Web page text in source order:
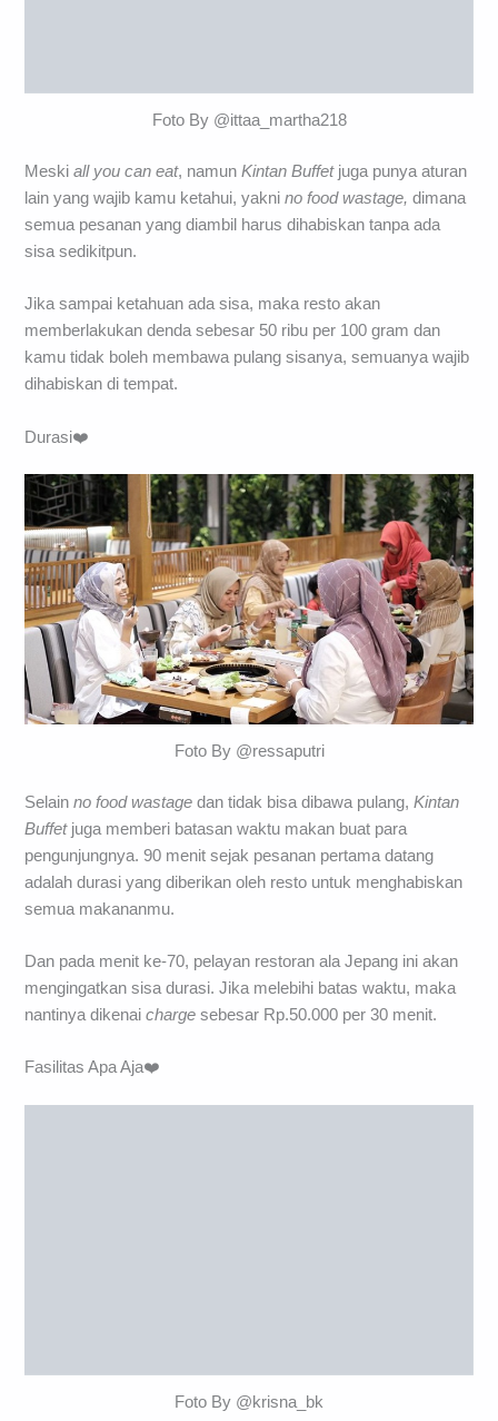
Foto By @ittaa_martha218
Meskiall you can eat, namun Kintan Buffetjuga punya aturan
lain yang wajib kamu ketahui, yakni
sisa sedikitpun.
Jika sampai ketahuan ada sisa, maka resto akan
memberlakukan denda sebesar 50 ribu per 100 gram dan
dihabiskan di tempat.
Durasi❤️
Foto By @ressaputri
Selainno food wastagedan tidak bisa dibawa pulang,Kintan
Buffetjuga memberi batasan waktu makan buat para
pengunjungnya. 90 menit sejak pesanan pertama datang
semua makananmu.
Dan pada menit ke-70, pelayan restoran ala Jepang ini akan
nantinya dikenaicharge